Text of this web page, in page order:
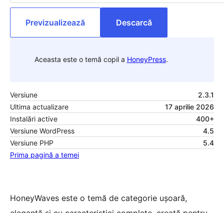
Previzualizează Descarcă
Aceasta este o temă copil a HoneyPress.
Versiune
2.3.1
Ultima actualizare
17 aprilie 2026
Instalări active
400+
Versiune WordPress
4.5
Versiune PHP
5.4
Prima pagină a temei
HoneyWaves este o temă de categorie ușoară,